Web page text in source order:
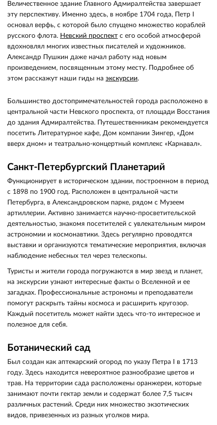
Величественное здание Главного Адмиралтейства завершает
эту перспективу. Именно здесь, в ноябре 1704 года, Петр I
основал верфь, с которой было спущено множество кораблей
русского флота. Невский проспект с его особой атмосферой
вдохновлял многих известных писателей и художников.
Александр Пушкин даже начал работу над новым
произведением, посвященным этому месту. Подробнее об
этом расскажут наши гиды на экскурсии.
Большинство достопримечательностей города расположено в
центральной части Невского проспекта, от площади Восстания
до здания Адмиралтейства. Путешественникам рекомендуется
посетить Литературное кафе, Дом компании Зингер, «Дом
вверх дном» и театрально-концертный комплекс «Карнавал».
Санкт-Петербургский Планетарий
Функционирует в историческом здании, построенном в период
с 1898 по 1900 год. Расположен в центральной части
Петербурга, в Александровском парке, рядом с Музеем
артиллерии. Активно занимается научно-просветительской
деятельностью, знакомя посетителей с увлекательным миром
астрономии и космонавтики. Здесь регулярно проводятся
выставки и организуются тематические мероприятия, включая
наблюдение небесных тел через телескопы.
Туристы и жители города погружаются в мир звезд и планет,
на экскурсии узнают интересные факты о Вселенной и ее
загадках. Профессиональные астрономы и преподаватели
помогут раскрыть тайны космоса и расширить кругозор.
Каждый посетитель может найти здесь что-то интересное и
полезное для себя.
Ботанический сад
Был создан как аптекарский огород по указу Петра I в 1713
году. Здесь находится невероятное разнообразие цветов и
трав. На территории сада расположены оранжереи, которые
занимают почти гектар земли и содержат более 7,5 тысяч
различных растений. Среди них множество экзотических
видов, привезенных из разных уголков мира.